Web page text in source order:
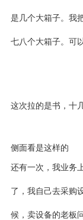
是几个大箱子。我
七八个大箱子。可
这次拉的是书，十
侧面看是这样的
还有一次，我业务
了，我自己去采购
候，卖设备的老板